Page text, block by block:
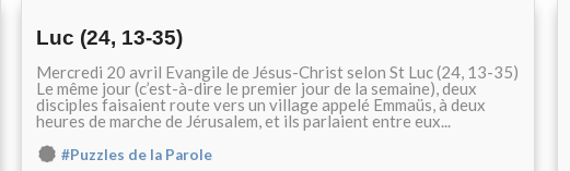
Luc (24, 13-35)
Mercredi 20 avril Evangile de Jésus-Christ selon St Luc (24, 13-35)
Le même jour (c’est-à-dire le premier jour de la semaine), deux
disciples faisaient route vers un village appelé Emmaüs, à deux
heures de marche de Jérusalem, et ils parlaient entre eux...
#Puzzles de la Parole